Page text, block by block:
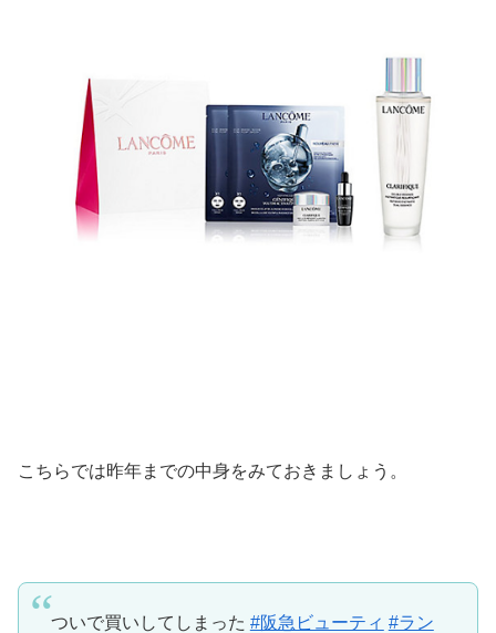
こちらでは昨年までの中身をみておきましょう。
ついで買いしてしまった #阪急ビューティ #ラン